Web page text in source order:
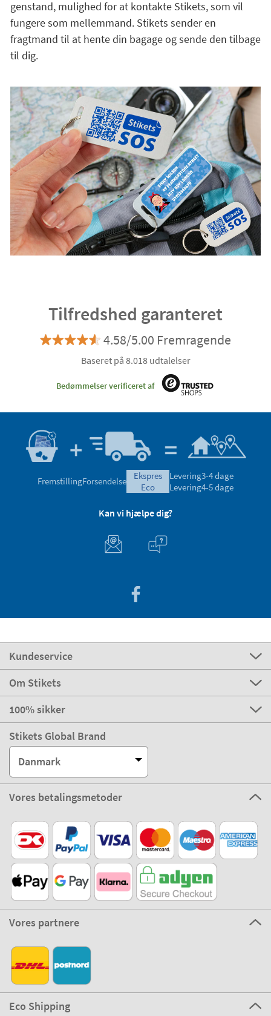
genstand, mulighed for at kontakte Stikets, som vil
fungere som mellemmand. Stikets sender en
fragtmand til at hente din bagage og sende den tilbage
til dig.
Tilfredshed garanteret
4.58/5.00 Fremragende
Baseret på 8.018 udtalelser
Bedømmelser verificeret af
FremstillingForsendelse
ekspres
eco
Levering3-4 dage
Levering4-5 dage
Kan vi hjælpe dig?
Kundeservice
Om Stikets
100% sikker
Stikets Global Brand
Danmark
Vores betalingsmetoder
Vores partnere
Eco Shipping